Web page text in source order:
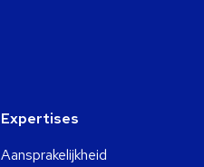
Expertises
Aansprakelijkheid